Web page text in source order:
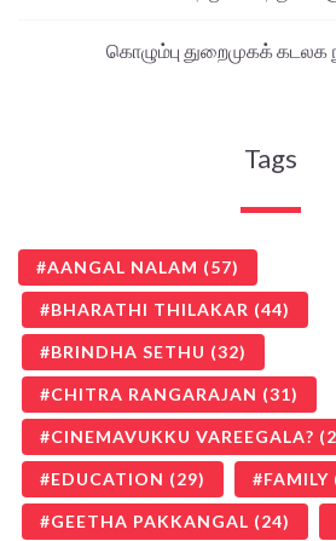
கொழும்பு துறைமுகக்
Tags
AANGAL NALAM (57)
BHARATHI THILAKAR (44)
BRINDHA SETHU (32)
CHITRA RANGARAJAN (31)
CINEMAVUKKU VAREEGALA?
EDUCATION (29) FAMILY
GEETHA PAKKANGAL (24)